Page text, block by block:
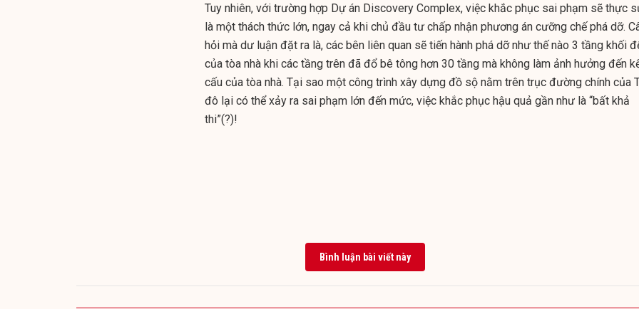
Tuy nhiên, với trường hợp Dự án Discovery Complex, việc khắc phục sai phạm sẽ thực
là một thách thức lớn, ngay cả khi chủ đầu tư chấp nhận phương án cưỡng chế phá dỡ.
hỏi mà dư luận đặt ra là, các bên liên quan sẽ tiến hành phá dỡ như thế nào 3 tầng khối
của tòa nhà khi các tầng trên đã đổ bê tông hơn 30 tầng mà không làm ảnh hưởng đến
cấu của tòa nhà. Tại sao một công trình xây dựng đồ sộ nằm trên trục đường chính của
đô lại có thể xảy ra sai phạm lớn đến mức, việc khắc phục hậu quả gần như là “bất khả
thi”(?)!
Bình luận bài viết này